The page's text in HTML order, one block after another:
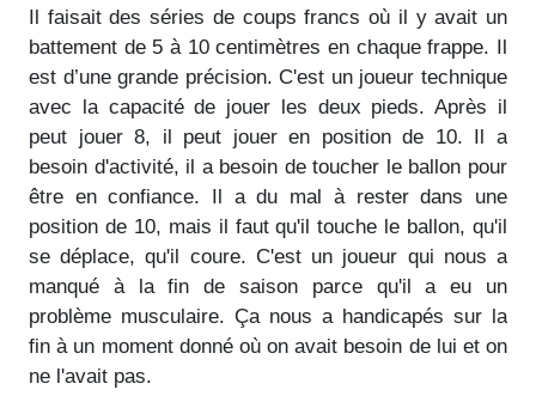
Il faisait des séries de coups francs où il y avait un
battement de 5 à 10 centimètres en chaque frappe. Il
est d’une grande précision. C'est un joueur technique
avec la capacité de jouer les deux pieds. Après il
peut jouer 8, il peut jouer en position de 10. Il a
besoin d'activité, il a besoin de toucher le ballon pour
être en confiance. Il a du mal à rester dans une
position de 10, mais il faut qu'il touche le ballon, qu'il
se déplace, qu'il coure. C'est un joueur qui nous a
manqué à la fin de saison parce qu'il a eu un
problème musculaire. Ça nous a handicapés sur la
fin à un moment donné où on avait besoin de lui et on
ne l'avait pas.